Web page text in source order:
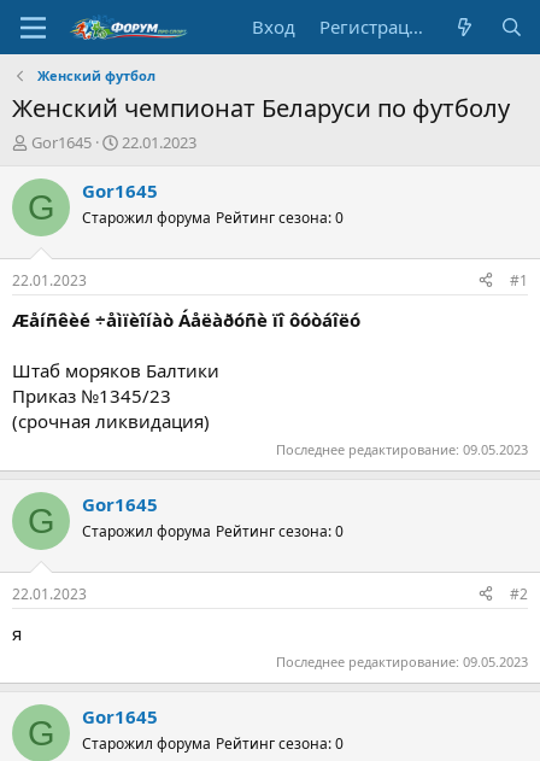
Вход Регистрация
Женский футбол
Женский чемпионат Беларуси по футболу
А
т
о
т
е
м
ы
Gor1645
Д
т
н
а
л
22.01.2023
G Gor1645
Старожил форума Рейтинг сезона: 0
22.01.2023 #1
Æåíñêèé ÷åìïèîíàò Áåëàðóñè ïî ôóòáîëó
Штаб моряков Балтики
Приказ №1345/23
(срочная ликвидация)
Последнее редактирование: 09.05.2023
G Gor1645
Старожил форума Рейтинг сезона: 0
22.01.2023 #2
я
Последнее редактирование: 09.05.2023
G Gor1645
Старожил форума Рейтинг сезона: 0